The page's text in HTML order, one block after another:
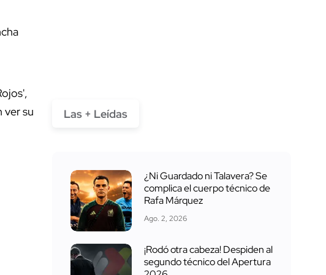
ver su
Las + Leídas
¿Ni Guardado ni Talavera? Se
complica el cuerpo técnico de
Rafa Márquez
Ago. 2, 2026
¡Rodó otra cabeza! Despiden al
segundo técnico del Apertura